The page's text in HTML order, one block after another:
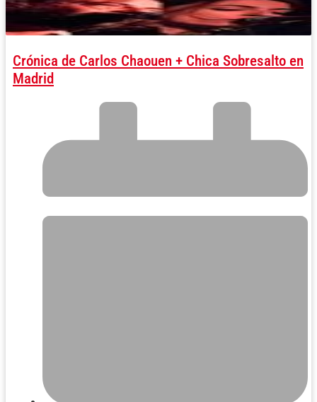
Crónica de Carlos Chaouen + Chica Sobresalto en
Madrid